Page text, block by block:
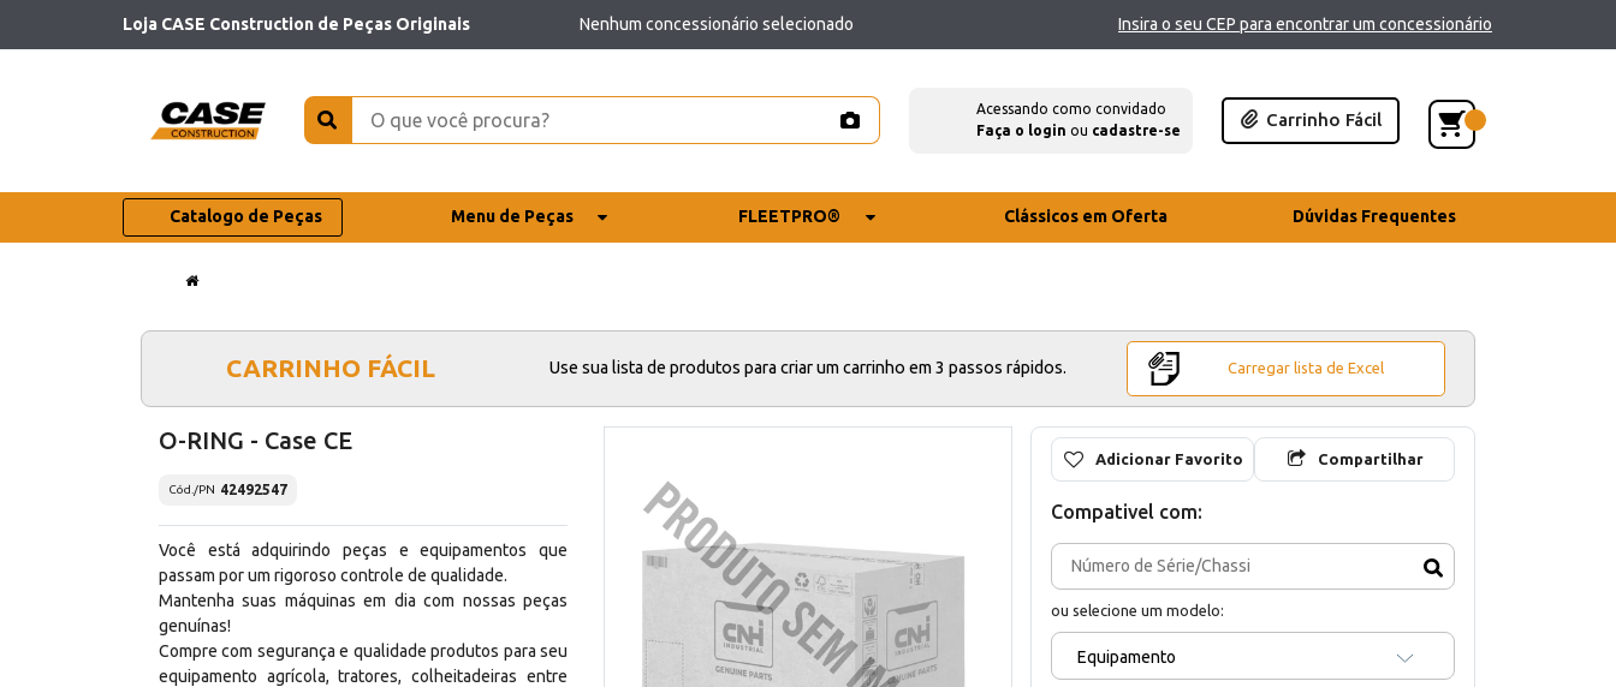
Loja CASE Construction de Peças Originais Nenhum concessionário selecionado Insira o seu CEP para encontrar um concessionário
Acessando como convidado
Faça o login ou cadastre-se
Carrinho Fácil
Catalogo de Peças Menu de Peças FLEETPRO® Clássicos em Oferta Dúvidas Frequentes
CARRINHO FÁCIL Use sua lista de produtos para criar um carrinho em 3 passos rápidos. Carregar lista de Excel
O-RING - Case CE
Cód./PN 42492547
Você está adquirindo peças e equipamentos que
passam por um rigoroso controle de qualidade.
Mantenha suas máquinas em dia com nossas peças
genuínas!
Compre com segurança e qualidade produtos para seu
equipamento agrícola, tratores, colheitadeiras entre
Adicionar Favorito Compartilhar
Compativel com:
ou selecione um modelo:
Equipamento